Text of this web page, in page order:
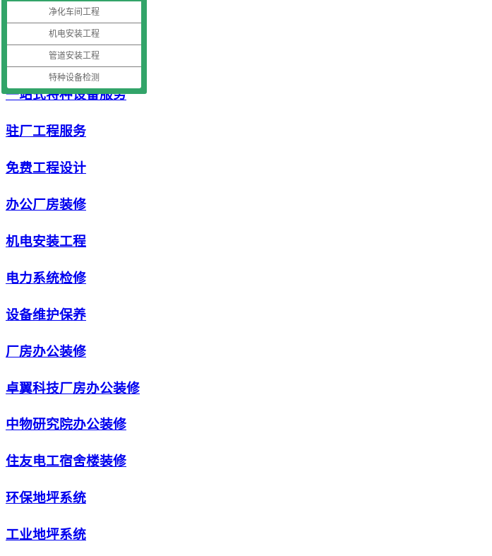
储气罐检验安装
空压机检测年检
一站式特种设备服务
驻厂工程服务
免费工程设计
办公厂房装修
机电安装工程
电力系统检修
设备维护保养
厂房办公装修
卓翼科技厂房办公装修
中物研究院办公装修
住友电工宿舍楼装修
环保地坪系统
工业地坪系统
净化车间工程
机电安装工程
管道安装工程
特种设备检测